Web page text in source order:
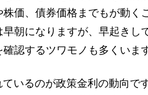
価、債券価格までもが動く
朝になりますが、早起きし
認するツワモノも多くいます
いるのが政策金利の動向で